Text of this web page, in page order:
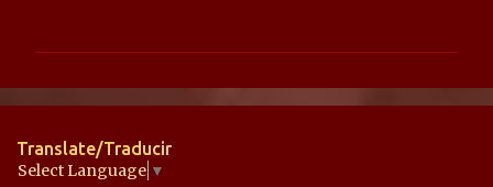
n
a
Translate/Traducir
Select Language ▼